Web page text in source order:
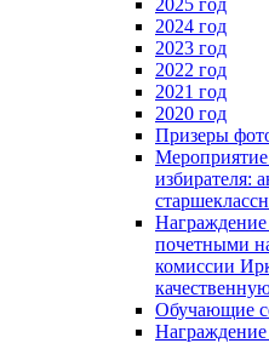
2025 год
2024 год
2023 год
2022 год
2021 год
2020 год
Призеры
избирателя:
почетными
комиссии
Обучающие